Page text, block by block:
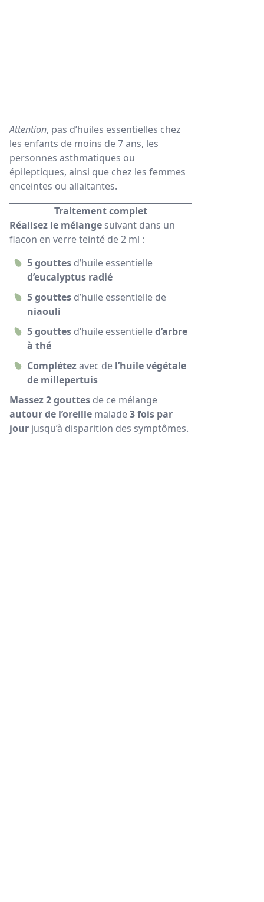
Attention, pas d’huiles essentielles chez
les enfants de moins de 7 ans, les
personnes asthmatiques ou
épileptiques, ainsi que chez les femmes
enceintes ou allaitantes.
Traitement complet
Réalisez le mélange suivant dans un
flacon en verre teinté de 2 ml :
5 gouttes d’huile essentielle
d’eucalyptus radié
5 gouttes d’huile essentielle de
niaouli
5 gouttes d’huile essentielled’arbre
à thé
Complétezavec de l’huile végétale
de millepertuis
Massez 2 gouttes de ce mélange
autour de l’oreille malade3 fois par
jour jusqu’à disparition des symptômes.